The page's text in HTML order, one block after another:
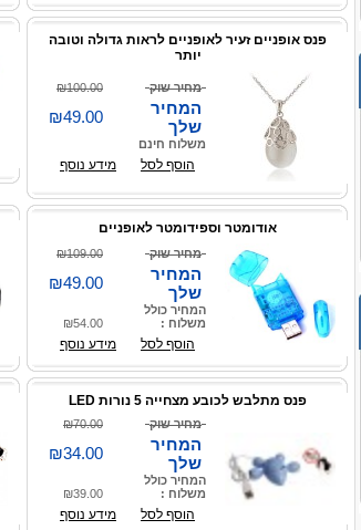
פנס אופניים זעיר לאופניים לראות גדולה וטובה
יותר
₪100.00 מחיר שוק
₪49.00
המחיר
שלך
משלוח חינם
מידע נוסף הוסף לסל
אודומטר וספידומטר לאופניים
₪109.00 מחיר שוק
₪49.00
המחיר
שלך
₪54.00
המחיר כולל
משלוח :
מידע נוסף הוסף לסל
פנס מתלבש לכובע מצחייה 5 נורות LED
₪70.00 מחיר שוק
₪34.00
המחיר
שלך
₪39.00
המחיר כולל
משלוח :
מידע נוסף הוסף לסל